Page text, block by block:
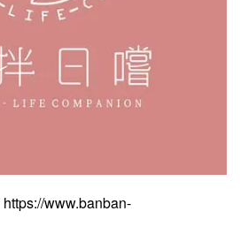
https://www.banban-